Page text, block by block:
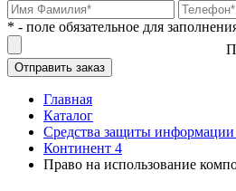
* - поле обязательное для
Главная
Каталог
Средства защиты
Континент 4
Право на использование